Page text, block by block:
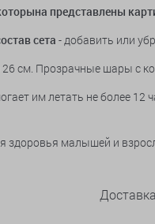
представлены
сета - добавить или
см. Прозрачные шары с
им летать не более
здоровья малышей и
Доставка